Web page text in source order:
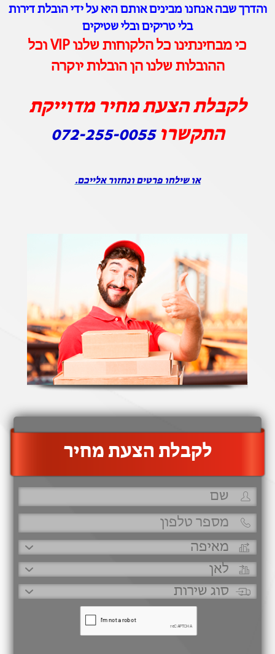
והדרך שבה אנחנו מבינים אותם היא על ידי הובלת דירות
בלי טריקים ובלי שטיקים
כי מבחינתינו כל הלקוחות שלנו VIP וכל
ההובלות שלנו הן הובלות יוקרה
לקבלת הצעת מחיר מדוייקת
התקשרו072-255-0055
או שילחו פרטים ונחזור אלייכם.
‫לקבלת הצעת מחיר